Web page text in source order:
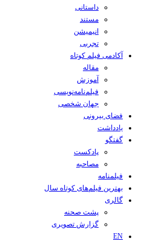
داستانی
مستند
انیمیشن
تجربی
آکادمی فیلم کوتاه
مقاله
آموزش
فیلم‌نامه‌نویسی
جهان شخصی
فضای بیرونی
یادداشت
گفتگو
پادکست
مصاحبه
فیلمنامه
بهترین فیلم‌های کوتاه سال
گالری
پشت صحنه
گزارش تصویری
EN